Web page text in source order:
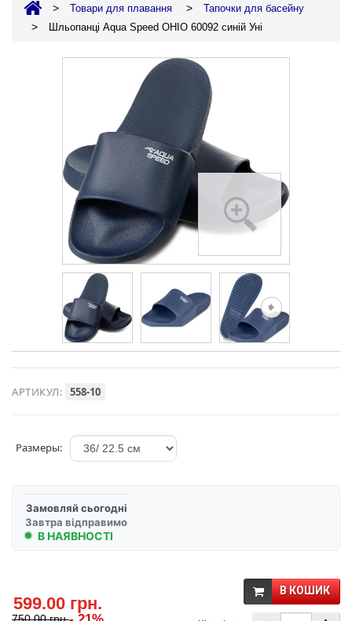
> Товари для плавання > Тапочки для басейну
> Шльопанці Aqua Speed OHIO 60092 синій Уні
АРТИКУЛ: 558-10
Размеры:
Замовляй сьогодні
Завтра відправимо
В НАЯВНОСТІ
599.00 грн.
750.00 грн.
В КОШИК